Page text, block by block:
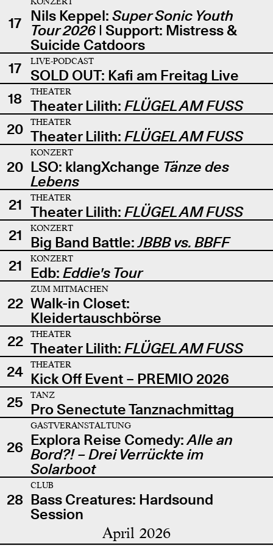
17 Nils Keppel: Super Sonic Youth
Tour 2026| Support: Mistress &
Suicide Catdoors
17
LIVE-PODCAST
SOLD OUT: Kafi am Freitag Live
18
THEATER
Theater Lilith: FLÜGEL AM FUSS
20
THEATER
Theater Lilith: FLÜGEL AM FUSS
20
KONZERT
LSO: klangXchange Tänze des
Lebens
21
THEATER
Theater Lilith: FLÜGEL AM FUSS
21
KONZERT
Big Band Battle:JBBB vs. BBFF
21
KONZERT
Edb: Eddie's Tour
22
ZUM MITMACHEN
Walk-in Closet:
Kleidertauschbörse
22
THEATER
Theater Lilith: FLÜGEL AM FUSS
24
THEATER
Kick Off Event – PREMIO 2026
25
TANZ
Pro Senectute Tanznachmittag
26
GASTVERANSTALTUNG
Explora Reise Comedy:Alle an
Bord?! – Drei Verrückte im
Solarboot
28
CLUB
Bass Creatures: Hardsound
Session
April 2026